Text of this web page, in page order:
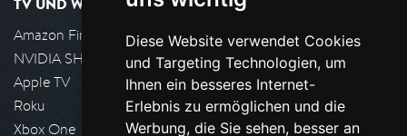
Diese Website verwendet Cookies
und Targeting Technologien, um
Ihnen ein besseres Internet-
Erlebnis zu ermöglichen und die
Werbung, die Sie sehen, besser an
Amazon FireTV
NVIDIA SHIELD, Google TV
Apple TV
Roku
Xbox One